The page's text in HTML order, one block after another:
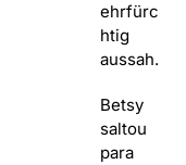
ehrfürc
htig
aussah.
Betsy
saltou
para